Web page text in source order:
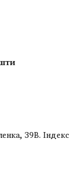
39В. Індекс